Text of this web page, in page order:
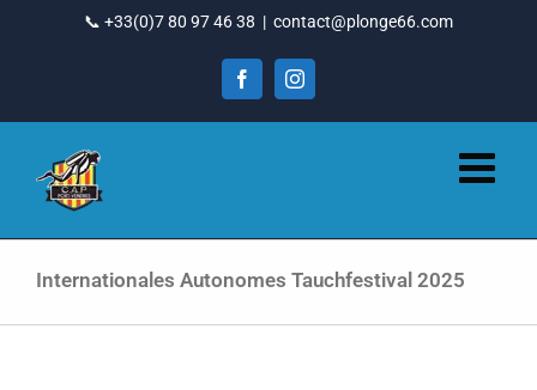
📞 +33(0)7 80 97 46 38 | contact@plonge66.com
FacebookInstagram
Internationales Autonomes Tauchfestival 2025